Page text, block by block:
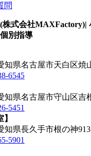
問
式会社MAXFactory)|
別指導
知県名古屋市天白区焼
6545
知県名古屋市守山区吉
5451
知県長久手市根の神
5901